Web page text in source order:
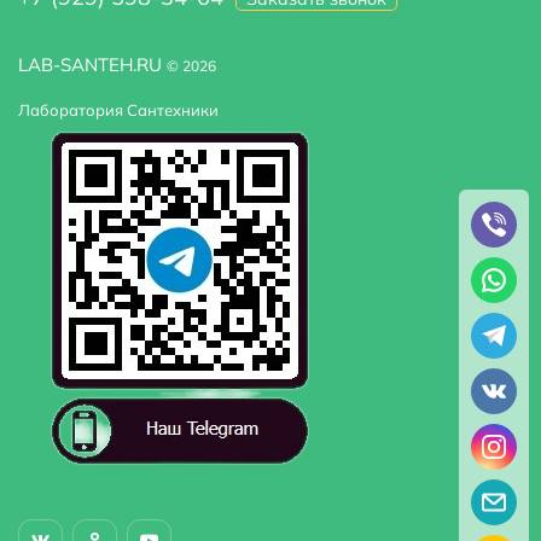
LAB-SANTEH.RU © 2026
Лаборатория Сантехники